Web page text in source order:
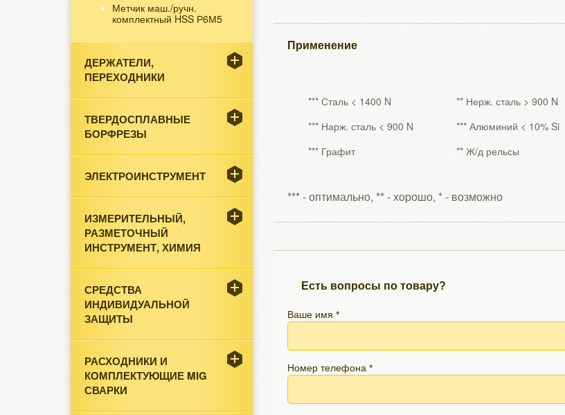
Метчик маш./ручн.
комплектный HSS Р6М5
ДЕРЖАТЕЛИ,
ПЕРЕХОДНИКИ
ТВЕРДОСПЛАВНЫЕ
БОРФРЕЗЫ
ЭЛЕКТРОИНСТРУМЕНТ
ИЗМЕРИТЕЛЬНЫЙ,
РАЗМЕТОЧНЫЙ
ИНСТРУМЕНТ, ХИМИЯ
СРЕДСТВА
ИНДИВИДУАЛЬНОЙ
ЗАЩИТЫ
РАСХОДНИКИ И
КОМПЛЕКТУЮЩИЕ MIG
СВАРКИ
Применение
*** Сталь < 1400 N ** Нерж. сталь > 900 N
*** Нарж. сталь < 900 N
*** Алюминий < 10% Si
*** Графит
** Ж/д рельсы
*** - оптимально, ** - хорошо, * - возможно
Есть вопросы по товару?
Ваше имя *
Номер телефона *